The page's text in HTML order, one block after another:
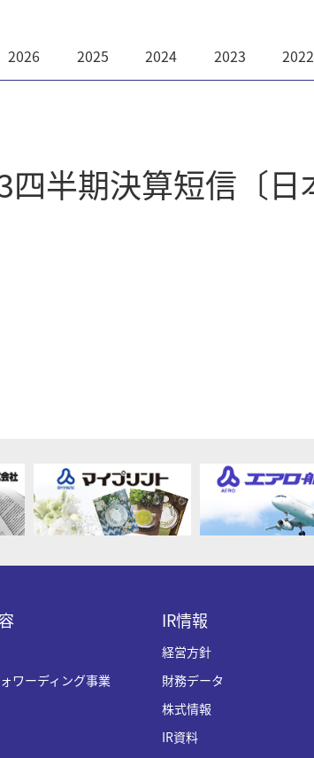
2026 2025 2024 2023 2022
半期決算短信〔日
ワーディング事業
IR情報
経営方針
財務データ
株式情報
IR資料